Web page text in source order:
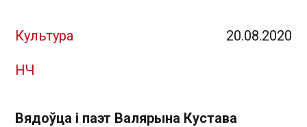
Культура 20.08.2020
НЧ
Вядоўца і паэт Валярына Кустава